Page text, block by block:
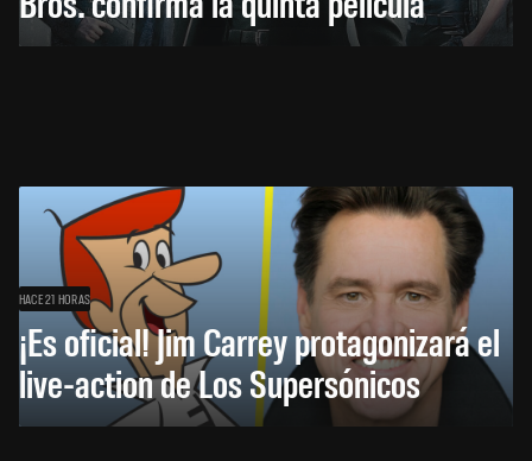
HACE 21 HORAS
¡Es oficial! Jim Carrey protagonizará el
live-action de Los Supersónicos